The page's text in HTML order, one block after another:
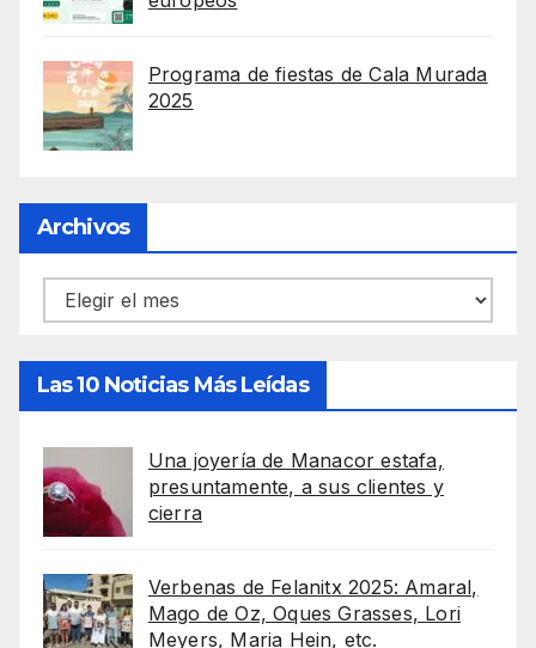
Programa de fiestas de Cala Murada
2025
Archivos
Archivos
Las 10 Noticias Más Leídas
Una joyería de Manacor estafa,
presuntamente, a sus clientes y
cierra
Verbenas de Felanitx 2025: Amaral,
Mago de Oz, Oques Grasses, Lori
Meyers, Maria Hein, etc.